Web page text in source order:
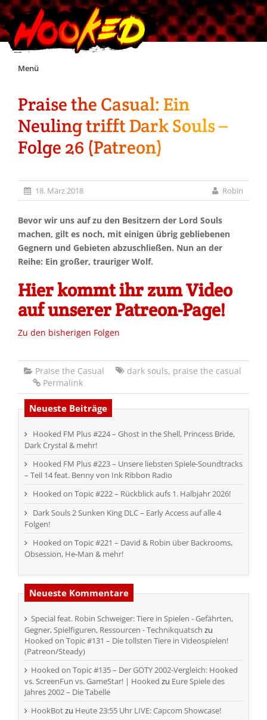
Skip
Menü
Unterstützt Hooked!
Exklusiv für Supporter*innen
Praise the Casual: Ein
Neuling trifft Dark Souls –
Folge 26 (Patreon)
18. März 2018 Robin
Bevor wir uns auf zu den Besitzern der Lord Souls
machen, gilt es noch, mit einigen übrig gebliebenen
Gegnern und Gebieten abzuschließen. Nun an der
Reihe: Ein großer, trauriger Wolf.
Hier kommt ihr zum Video
auf unserer Patreon-Page!
Zu den bisherigen Folgen
Praise the Casual dark souls, praise the casual
Permalink
Neueste Beiträge
Hooked FM Plus #224 – Ghost in the Shell, Princess Bride,
Dark Crystal & mehr!
Hooked FM Plus #223 – Unsere liebsten Spiele-Soundtracks
– Teil 14 feat. Benny von Ink Ribbon Radio
Hooked on Topic #222 – Rückblick aufs 1. Halbjahr 2026!
Dark Souls 2 Sunken King DLC – Early Access auf alle 4
Folgen!
Hooked on Topic #221 – David & Robin über Backrooms,
Obsession, He-Man & mehr!
Neueste Kommentare
Special feat. Robin Schweiger: Tiere in Spielen - Gefährten,
Gegner, Spielfiguren, Ressourcen - Technikquatsch zu
Hooked on Topic #131 – Die tollsten Tiere in Videospielen!
(Patreon/Steady)
Hooked on Topic #135 – Der GOTY 2002-Vergleich: Hooked
vs. ScreenFun vs. GameStar! | Hooked zu Eure Spiele des
Jahres 2002 – Die Tabelle
HookBotzu Heute 23:55 Uhr LIVE: Capcom Showcase!